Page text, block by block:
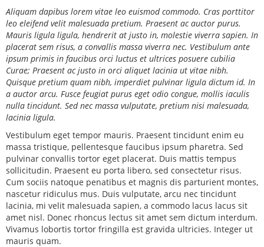
Aliquam dapibus lorem vitae leo euismod commodo. Cras porttitor
leo eleifend velit malesuada pretium. Praesent ac auctor purus.
Mauris ligula ligula, hendrerit at justo in, molestie viverra sapien. In
placerat sem risus, a convallis massa viverra nec. Vestibulum ante
ipsum primis in faucibus orci luctus et ultrices posuere cubilia
Curae; Praesent ac justo in orci aliquet lacinia ut vitae nibh.
Quisque pretium quam nibh, imperdiet pulvinar ligula dictum id. In
a auctor arcu. Fusce feugiat purus eget odio congue, mollis iaculis
nulla tincidunt. Sed nec massa vulputate, pretium nisi malesuada,
lacinia ligula.
Vestibulum eget tempor mauris. Praesent tincidunt enim eu
massa tristique, pellentesque faucibus ipsum pharetra. Sed
pulvinar convallis tortor eget placerat. Duis mattis tempus
sollicitudin. Praesent eu porta libero, sed consectetur risus.
Cum sociis natoque penatibus et magnis dis parturient montes,
nascetur ridiculus mus. Duis vulputate, arcu nec tincidunt
lacinia, mi velit malesuada sapien, a commodo lacus lacus sit
amet nisl. Donec rhoncus lectus sit amet sem dictum interdum.
Vivamus lobortis tortor fringilla est gravida ultricies. Integer ut
mauris quam.